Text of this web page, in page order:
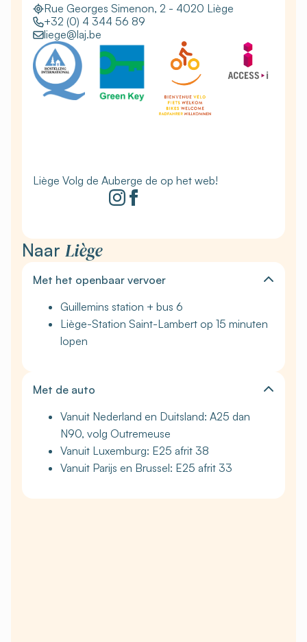
Rue Georges Simenon, 2 - 4020 Liège
+32 (0) 4 344 56 89
liege@laj.be
Liège Volg de Auberge de op het web!
Naar Liège
Met het openbaar vervoer
Guillemins station + bus 6
Liège-Station Saint-Lambert op 15 minuten
lopen
Met de auto
Vanuit Nederland en Duitsland: A25 dan
N90, volg Outremeuse
Vanuit Luxemburg: E25 afrit 38
Vanuit Parijs en Brussel: E25 afrit 33